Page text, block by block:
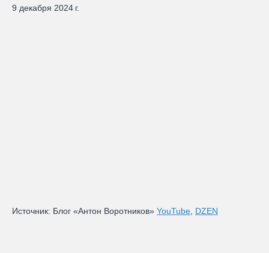
9 декабря 2024 г.
Источник: Блог «Антон Воротников» YouTube DZEN